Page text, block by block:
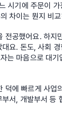
시기에 주문이
차이는 뭔지 비
전공했어요. 하지
요. 돈도, 사회
는 마음으로 대
덕에 빠르게 사업
서, 개발부서 등